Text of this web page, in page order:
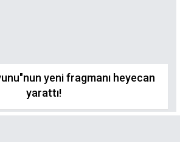
yeni fragmanı heyecan
yarattı!